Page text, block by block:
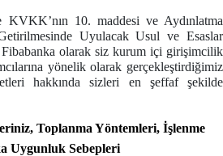
10. maddesi ve Aydınlatma
Uyulacak Usul ve Esaslar
Fibabanka olarak siz kurum içi girişimcilik
yönelik olarak gerçekleştirdiğimiz
hakkında sizleri en şeffaf şekilde
Toplanma Yöntemleri, İşlenme
Uygunluk Sebepleri